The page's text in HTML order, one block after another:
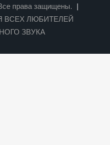
права защищены. |
ВСЕХ ЛЮБИТЕЛЕЙ
ЗВУКА